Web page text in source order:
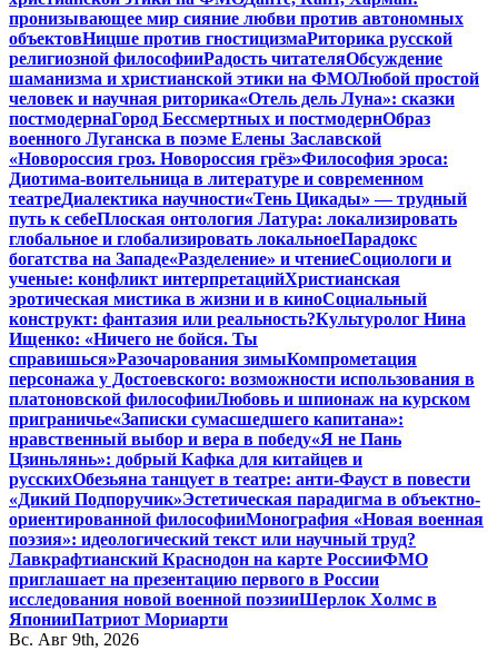
пронизывающее мир сияние любви против автономных
объектовНицше против гностицизмаРиторика русской
религиозной философииРадость читателяОбсуждение
шаманизма и христианской этики на ФМОЛюбой простой
человек и научная риторика«Отель дель Луна»: сказки
постмодернаГород Бессмертных и постмодернОбраз
военного Луганска в поэме Елены Заславской
«Новороссия гроз. Новороссия грёз»Философия эроса:
Диотима-воительница в литературе и современном
театреДиалектика научности«Тень Цикады» — трудный
путь к себеПлоская онтология Латура: локализировать
глобальное и глобализировать локальноеПарадокс
богатства на Западе«Разделение» и чтениеСоциологи и
ученые: конфликт интерпретацийХристианская
эротическая мистика в жизни и в киноСоциальный
конструкт: фантазия или реальность?Культуролог Нина
Ищенко: «Ничего не бойся. Ты
справишься»Разочарования зимыКомпрометация
персонажа у Достоевского: возможности использования в
платоновской философииЛюбовь и шпионаж на курском
приграничье«Записки сумасшедшего капитана»:
нравственный выбор и вера в победу«Я не Пань
Цзиньлянь»: добрый Кафка для китайцев и
русскихОбезьяна танцует в театре: анти-Фауст в повести
«Дикий Подпоручик»Эстетическая парадигма в объектно-
ориентированной философииМонография «Новая военная
поэзия»: идеологический текст или научный труд?
Лавкрафтианский Краснодон на карте РоссииФМО
приглашает на презентацию первого в России
исследования новой военной поэзииШерлок Холмс в
ЯпонииПатриот Мориарти
Вс. Авг 9th, 2026